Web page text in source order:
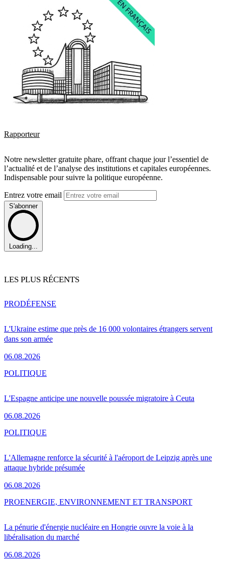
Rapporteur
Notre newsletter gratuite phare, offrant chaque jour l’essentiel de
l’actualité et de l’analyse des institutions et capitales européennes.
Indispensable pour suivre la politique européenne.
Entrez votre email
S'abonner
Loading...
LES PLUS RÉCENTS
L'Ukraine estime que près de 16 000 volontaires étrangers servent
dans son armée
06.08.2026
PRODÉFENSE
L'Espagne anticipe une nouvelle poussée migratoire à Ceuta
06.08.2026
POLITIQUE
L'Allemagne renforce la sécurité à l'aéroport de Leipzig après une
attaque hybride présumée
06.08.2026
POLITIQUE
La pénurie d'énergie nucléaire en Hongrie ouvre la voie à la
libéralisation du marché
06.08.2026
PROENERGIE, ENVIRONNEMENT ET TRANSPORT